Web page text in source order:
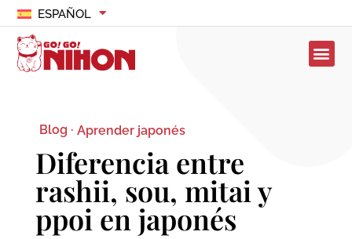
ESPAÑOL
Blog · Aprender japonés
Diferencia entre
rashii, sou, mitai y
ppoi en japonés